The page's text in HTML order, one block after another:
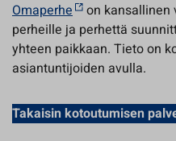
Omaperhe
on kansallinen
perheille ja perhettä
yhteen paikkaan. Tieto on
asiantuntijoiden avulla.
Takaisin kotoutumisen